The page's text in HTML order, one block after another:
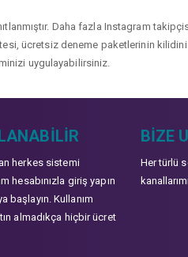
Daha fazla Instagram
ücretsiz deneme paketlerinin
uygulayabilirsiniz.
herkes sistemi
hesabınızla giriş yapın
başlayın. Kullanım
almadıkça hiçbir ücret
BIZE
Her türlü